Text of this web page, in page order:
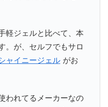
軽ジェルと比べて、本
。が、セルフでもサロ
ャイニージェル がお
われてるメーカーなの